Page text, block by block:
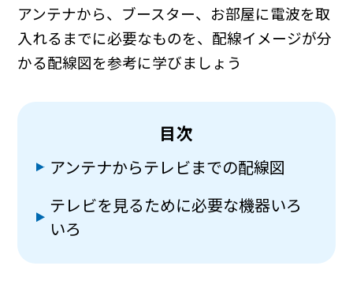
アンテナから、ブースター、お部屋に電波を取
入れるまでに必要なものを、配線イメージが分
かる配線図を参考に学びましょう
目次
アンテナからテレビまでの配線図
テレビを見るために必要な機器いろ
いろ